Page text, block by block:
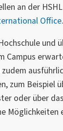
an der
Office.
und
Campus
zum Beispiel
oder über
Möglichkeiten